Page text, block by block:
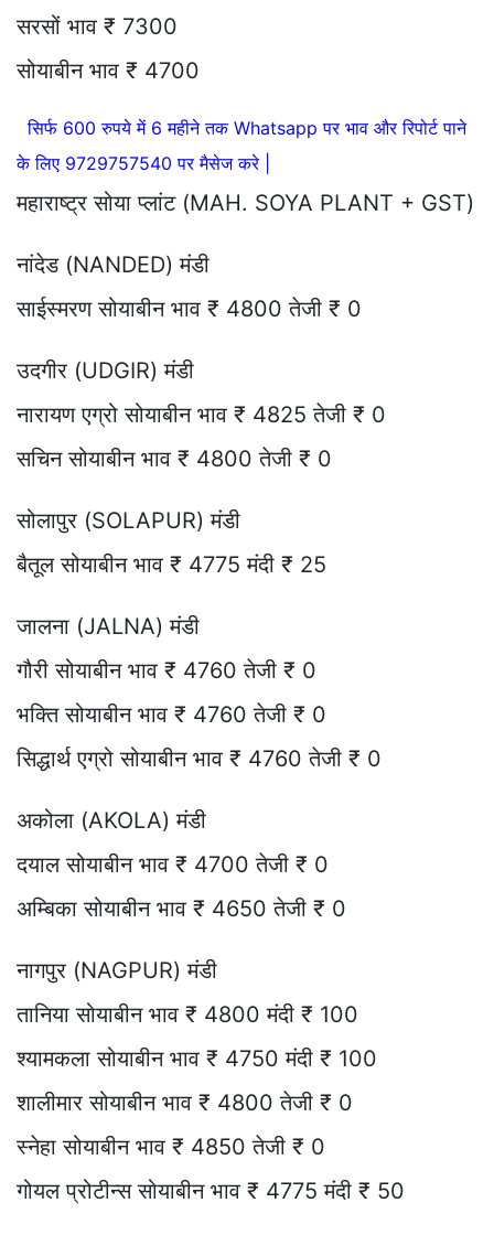
सरसों भाव ₹ 7300
सोयाबीन भाव ₹ 4700
सिर्फ 600 रुपये में 6 महीने तक Whatsapp पर भाव और रिपोर्ट पाने
के लिए 9729757540 पर मैसेज करे |
महाराष्ट्र सोया प्लांट (MAH. SOYA PLANT + GST)
नांदेड (NANDED) मंडी
साईस्मरण सोयाबीन भाव ₹ 4800 तेजी ₹ 0
उदगीर (UDGIR) मंडी
नारायण एग्रो सोयाबीन भाव ₹ 4825 तेजी ₹ 0
सचिन सोयाबीन भाव ₹ 4800 तेजी ₹ 0
सोलापुर (SOLAPUR) मंडी
बैतूल सोयाबीन भाव ₹ 4775 मंदी ₹ 25
जालना (JALNA) मंडी
गौरी सोयाबीन भाव ₹ 4760 तेजी ₹ 0
भक्ति सोयाबीन भाव ₹ 4760 तेजी ₹ 0
सिद्धार्थ एग्रो सोयाबीन भाव ₹ 4760 तेजी ₹ 0
अकोला (AKOLA) मंडी
दयाल सोयाबीन भाव ₹ 4700 तेजी ₹ 0
अम्बिका सोयाबीन भाव ₹ 4650 तेजी ₹ 0
नागपुर (NAGPUR) मंडी
तानिया सोयाबीन भाव ₹ 4800 मंदी ₹ 100
श्यामकला सोयाबीन भाव ₹ 4750 मंदी ₹ 100
शालीमार सोयाबीन भाव ₹ 4800 तेजी ₹ 0
स्नेहा सोयाबीन भाव ₹ 4850 तेजी ₹ 0
गोयल प्रोटीन्स सोयाबीन भाव ₹ 4775 मंदी ₹ 50